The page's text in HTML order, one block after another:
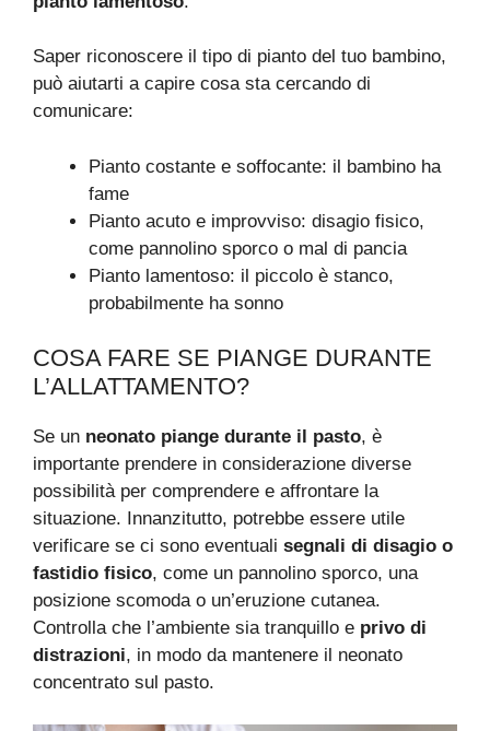
Saper riconoscere il tipo di pianto del tuo bambino,
può aiutarti a capire cosa sta cercando di
comunicare:
Pianto costante e soffocante: il bambino ha
fame
Pianto acuto e improvviso: disagio fisico,
come pannolino sporco o mal di pancia
Pianto lamentoso: il piccolo è stanco,
probabilmente ha sonno
COSA FARE SE PIANGE DURANTE
L’ALLATTAMENTO?
Se un neonato piange durante il pasto, è
importante prendere in considerazione diverse
possibilità per comprendere e affrontare la
situazione. Innanzitutto, potrebbe essere utile
verificare se ci sono eventuali segnali di disagio o
fastidio fisico, come un pannolino sporco, una
posizione scomoda o un’eruzione cutanea.
Controlla che l’ambiente sia tranquillo e privo di
distrazioni, in modo da mantenere il neonato
concentrato sul pasto.